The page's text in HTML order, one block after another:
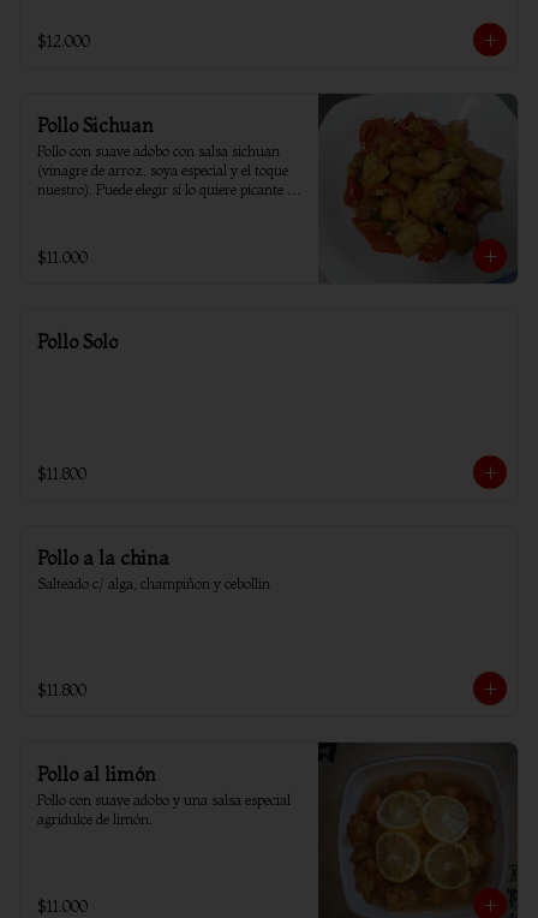
$12.000
Pollo Sichuan
Pollo con suave adobo con salsa sichuan
(vinagre de arroz, soya especial y el toque
nuestro). Puede elegir si lo quiere picante o
$11.000
Pollo Solo
$11.800
Pollo a la china
Salteado c/ alga, champiñon y cebollin
$11.800
Pollo al limón
Pollo con suave adobo y una salsa especial
agridulce de limón.
$11.000